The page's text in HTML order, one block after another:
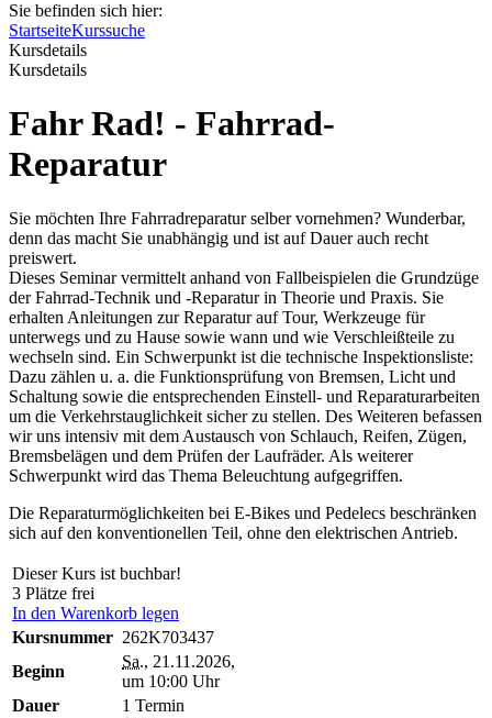
Sie befinden sich hier:
StartseiteKurssuche
Kursdetails
Kursdetails
Fahr Rad! - Fahrrad-
Reparatur
Sie möchten Ihre Fahrradreparatur selber vornehmen? Wunderbar,
denn das macht Sie unabhängig und ist auf Dauer auch recht
preiswert.
Dieses Seminar vermittelt anhand von Fallbeispielen die Grundzüge
der Fahrrad-Technik und -Reparatur in Theorie und Praxis. Sie
erhalten Anleitungen zur Reparatur auf Tour, Werkzeuge für
unterwegs und zu Hause sowie wann und wie Verschleißteile zu
wechseln sind. Ein Schwerpunkt ist die technische Inspektionsliste:
Dazu zählen u. a. die Funktionsprüfung von Bremsen, Licht und
Schaltung sowie die entsprechenden Einstell- und Reparaturarbeiten
um die Verkehrstauglichkeit sicher zu stellen. Des Weiteren befassen
wir uns intensiv mit dem Austausch von Schlauch, Reifen, Zügen,
Bremsbelägen und dem Prüfen der Laufräder. Als weiterer
Schwerpunkt wird das Thema Beleuchtung aufgegriffen.
Die Reparaturmöglichkeiten bei E-Bikes und Pedelecs beschränken
sich auf den konventionellen Teil, ohne den elektrischen Antrieb.
Dieser Kurs ist buchbar!
3 Plätze frei
In den Warenkorb legen
Kursnummer 262K703437
Beginn
Sa., 21.11.2026,
um 10:00 Uhr
Dauer
1 Termin